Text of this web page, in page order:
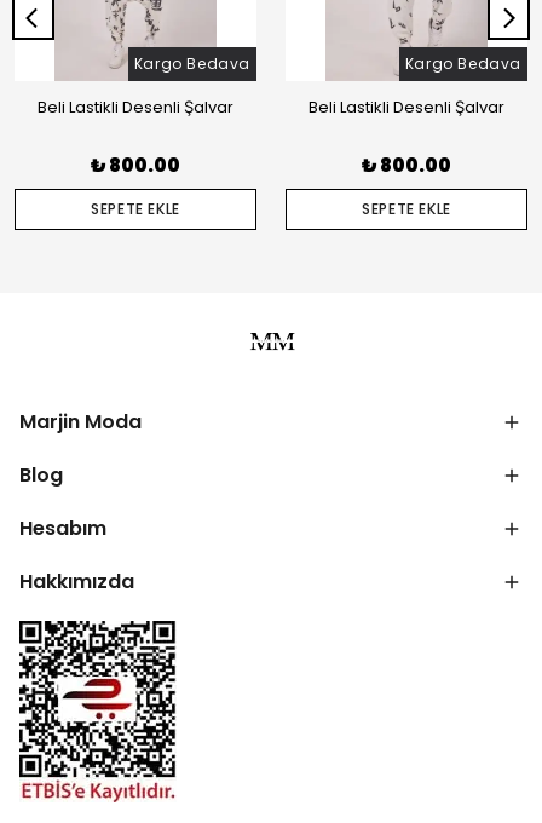
Kargo Bedava
Beli Lastikli Desenli Şalvar
₺ 800.00
SEPETE EKLE
Kargo Bedava
Beli Lastikli Desenli Şalvar
₺ 800.00
SEPETE EKLE
Marjin Moda
Blog
Hesabım
Hakkımızda